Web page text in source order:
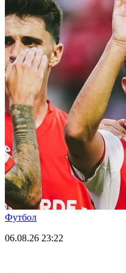
Футбол
06.08.26 23:22